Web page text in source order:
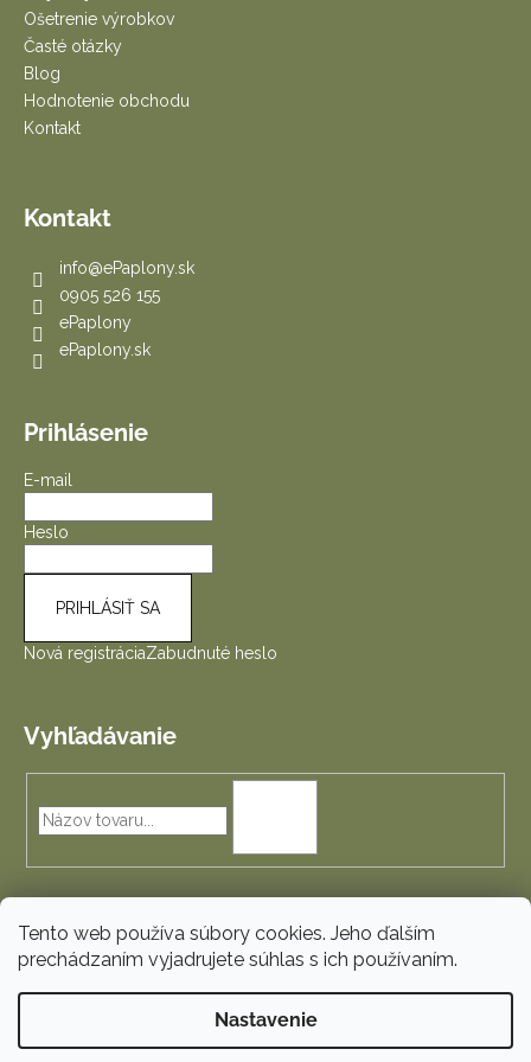
Tento web používa súbory cookies. Jeho ďalším
prechádzaním vyjadrujete súhlas s ich používaním.
Nastavenie
Ošetrenie výrobkov
Časté otázky
Blog
Hodnotenie obchodu
Kontakt
Kontakt
info@ePaplony.sk
0905 526 155
ePaplony
ePaplony.sk
Prihlásenie
E-mail
Heslo
PRIHLÁSIŤ SA
Nová registráciaZabudnuté heslo
Vyhľadávanie
Vytvoril Shoptet
Copyright 2026ePaplony.sk. Všetky práva vyhradené.Upraviť